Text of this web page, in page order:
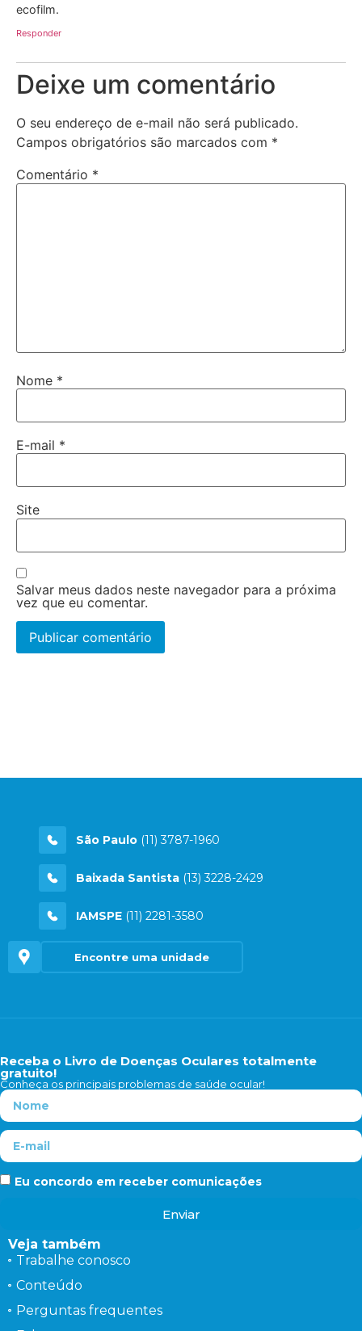
ecofilm.
Responder
Deixe um comentário
O seu endereço de e-mail não será publicado.
Campos obrigatórios são marcados com *
Comentário *
Nome *
E-mail *
Site
Salvar meus dados neste navegador para a próxima
vez que eu comentar.
São Paulo (11) 3787-1960
Baixada Santista (13) 3228-2429
IAMSPE (11) 2281-3580
Encontre uma unidade
Receba o Livro de Doenças Oculares totalmente
gratuito!
Conheça os principais problemas de saúde ocular!
Eu concordo em receber comunicações
Enviar
Veja também
Trabalhe conosco
Conteúdo
Perguntas frequentes